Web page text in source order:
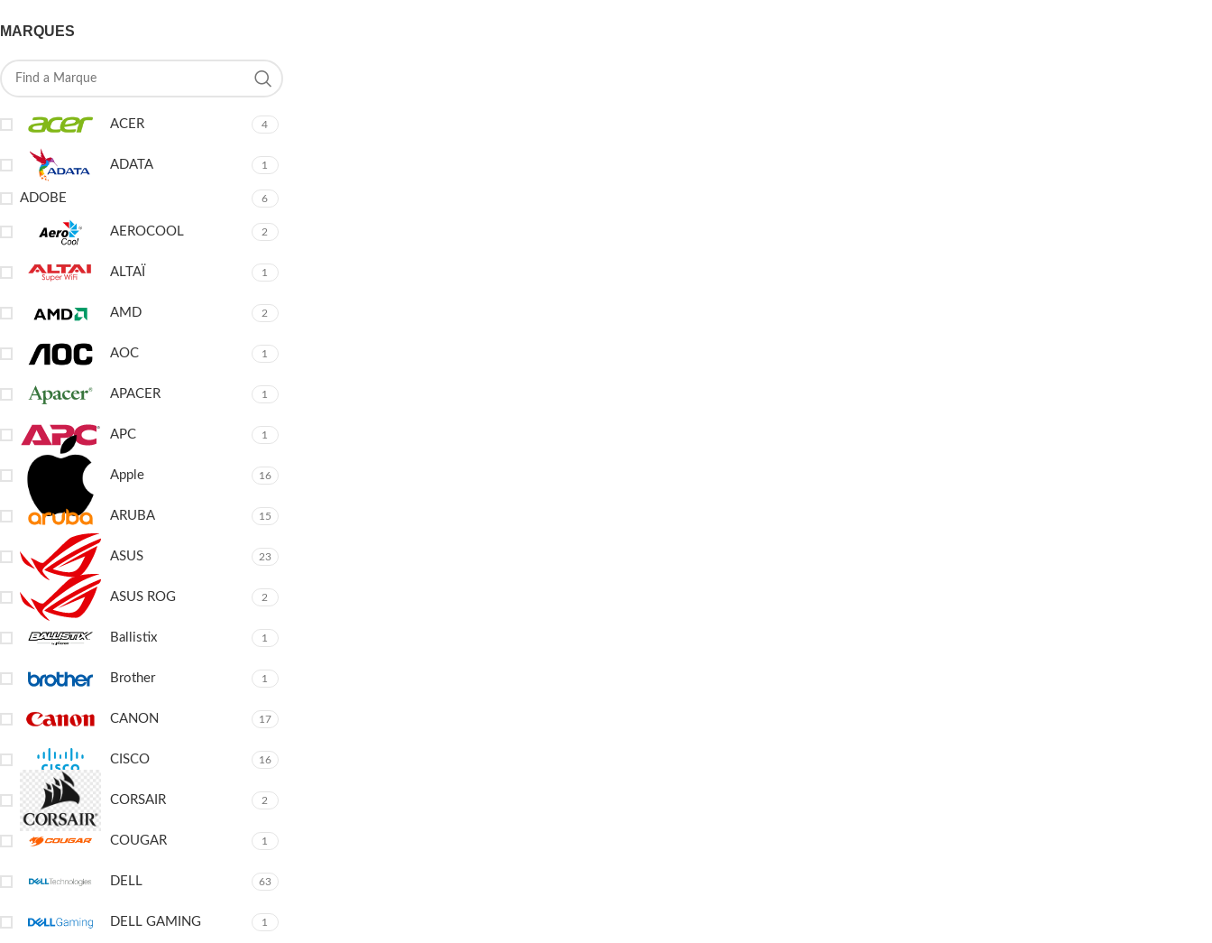
MARQUES
ACER 4
ADATA 1
ADOBE 6
AEROCOOL 2
ALTAÏ 1
AMD 2
AOC 1
APACER 1
APC 1
Apple 16
ARUBA 15
ASUS 23
ASUS ROG 2
Ballistix 1
Brother 1
CANON 17
CISCO 16
CORSAIR 2
COUGAR 1
DELL 63
DELL GAMING 1